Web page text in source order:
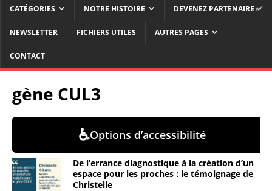
CATÉGORIES NOTRE HISTOIRE DEVENEZ PARTENAIRE ✅
NEWSLETTER FICHIERS UTILES AUTRES PAGES
CONTACT
gène CUL3
♿Options d’accessibilité
De l’errance diagnostique à la création d’un
espace pour les proches : le témoignage de
Christelle